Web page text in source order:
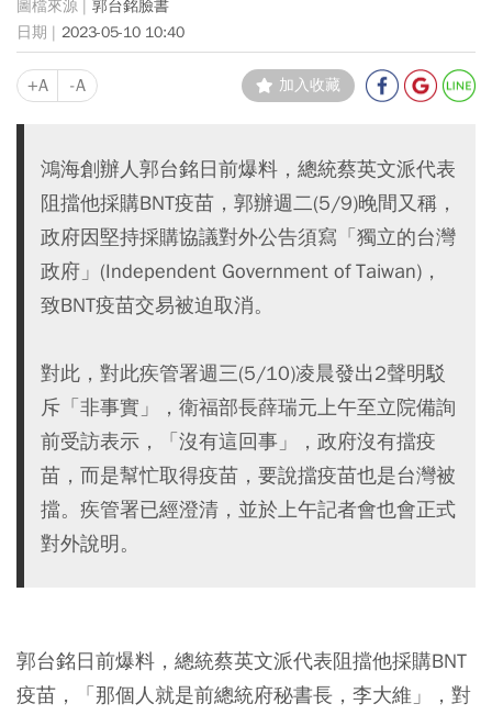
郭台銘臉書
2023-05-10 10:40
+A -A 加入收藏
鴻海創辦人郭台銘日前爆料，總統蔡英文派代表
阻擋他採購BNT疫苗，郭辦週二(5/9)晚間又稱，
政府因堅持採購協議對外公告須寫「獨立的台灣
政府」(Independent Government of Taiwan)，
致BNT疫苗交易被迫取消。
對此，對此疾管署週三(5/10)凌晨發出2聲明駁
斥「非事實」，衛福部長薛瑞元上午至立院備詢
前受訪表示，「沒有這回事」，政府沒有擋疫
苗，而是幫忙取得疫苗，要說擋疫苗也是台灣被
擋。疾管署已經澄清，並於上午記者會也會正式
對外說明。
郭台銘日前爆料，總統蔡英文派代表阻擋他採購BNT
疫苗，「那個人就是前總統府秘書長，李大維」，對